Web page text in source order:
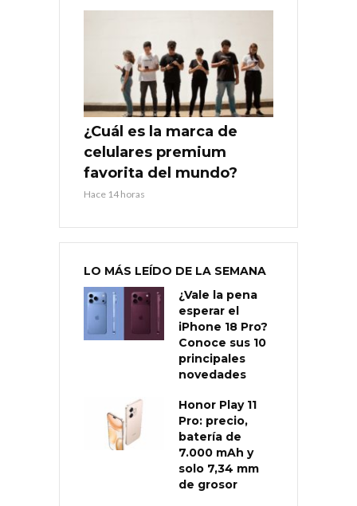
¿Cuál es la marca de
celulares premium
favorita del mundo?
Hace 14 horas
LO MÁS LEÍDO DE LA SEMANA
¿Vale la pena
esperar el
iPhone 18 Pro?
Conoce sus 10
principales
novedades
Honor Play 11
Pro: precio,
batería de
7.000 mAh y
solo 7,34 mm
de grosor